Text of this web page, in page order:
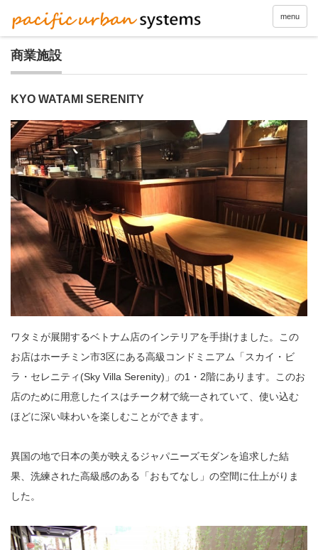
menu
商業施設
KYO WATAMI SERENITY
ワタミが展開するベトナム店のインテリアを手掛けました。この
お店はホーチミン市3区にある高級コンドミニアム「スカイ・ビ
ラ・セレニティ(Sky Villa Serenity)」の1・2階にあります。このお
店のために用意したイスはチーク材で統一されていて、使い込む
ほどに深い味わいを楽しむことができます。
異国の地で日本の美が映えるジャパニーズモダンを追求した結
果、洗練された高級感のある「おもてなし」の空間に仕上がりま
した。